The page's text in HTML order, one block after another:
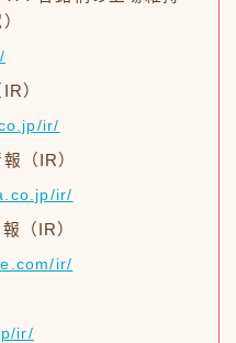
）
ir/
（IR）
ir/
（IR）
ir/
ir/